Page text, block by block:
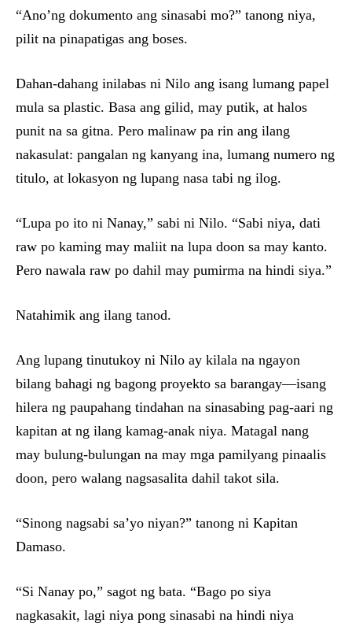
“Ano’ng dokumento ang sinasabi mo?” tanong niya,
pilit na pinapatigas ang boses.
Dahan-dahang inilabas ni Nilo ang isang lumang papel
mula sa plastic. Basa ang gilid, may putik, at halos
punit na sa gitna. Pero malinaw pa rin ang ilang
nakasulat: pangalan ng kanyang ina, lumang numero ng
titulo, at lokasyon ng lupang nasa tabi ng ilog.
“Lupa po ito ni Nanay,” sabi ni Nilo. “Sabi niya, dati
raw po kaming may maliit na lupa doon sa may kanto.
Pero nawala raw po dahil may pumirma na hindi siya.”
Natahimik ang ilang tanod.
Ang lupang tinutukoy ni Nilo ay kilala na ngayon
bilang bahagi ng bagong proyekto sa barangay—isang
hilera ng paupahang tindahan na sinasabing pag-aari ng
kapitan at ng ilang kamag-anak niya. Matagal nang
may bulung-bulungan na may mga pamilyang pinaalis
doon, pero walang nagsasalita dahil takot sila.
“Sinong nagsabi sa’yo niyan?” tanong ni Kapitan
Damaso.
“Si Nanay po,” sagot ng bata. “Bago po siya
nagkasakit, lagi niya pong sinasabi na hindi niya